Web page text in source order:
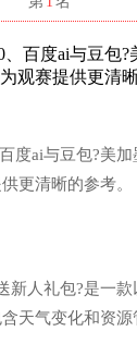
百度ai与豆包
观赛提供更清晰
度ai与豆包?美
更清晰的参考。
新人礼包?是一
天气变化和资